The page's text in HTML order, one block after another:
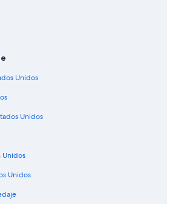
Unidos
Unidos
Unidos
Unidos